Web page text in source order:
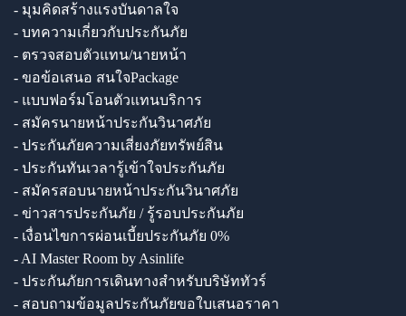
- มุมคิดสร้างแรงบันดาลใจ
- บทความเกี่ยวกับประกันภัย
- ตรวจสอบตัวแทน/นายหน้า
- ขอข้อเสนอ สนใจPackage
- แบบฟอร์มโอนตัวแทนบริการ
- สมัครนายหน้าประกันวินาศภัย
- ประกันภัยความเสี่ยงภัยทรัพย์สิน
- ประกันทันเวลารู้เข้าใจประกันภัย
- สมัครสอบนายหน้าประกันวินาศภัย
- ข่าวสารประกันภัย / รู้รอบประกันภัย
- เงื่อนไขการผ่อนเบี้ยประกันภัย 0%
- AI Master Room by Asinlife
- ประกันภัยการเดินทางสำหรับบริษัททัวร์
- สอบถามข้อมูลประกันภัยขอใบเสนอราคา